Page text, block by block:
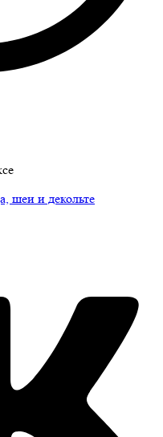
шеи и декольте